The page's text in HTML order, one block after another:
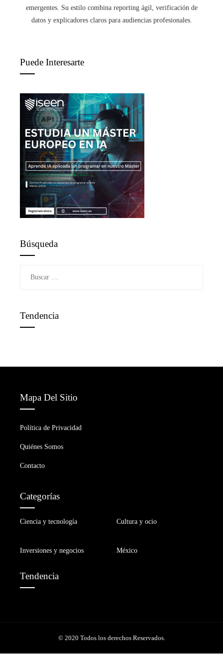
emergentes. Su estilo combina reporting ágil, verificación de
datos y explicadores claros para audiencias profesionales.
Puede Interesarte
Búsqueda
Tendencia
Mapa Del Sitio
Política de Privacidad
Quiénes Somos
Contacto
Categorías
Ciencia y tecnología Cultura y ocio
Inversiones y negocios México
Tendencia
© 2020 Todos los derechos Reservados.